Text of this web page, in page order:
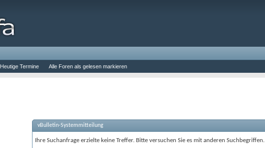
Heutige Termine Alle Foren als gelesen markieren
vBulletin-Systemmitteilung
Ihre Suchanfrage erzielte keine Treffer. Bitte versuchen Sie es mit anderen Suchbegriffen.